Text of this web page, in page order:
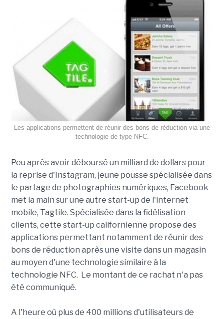
Les applications permettent de réunir des bons de réduction via une
technologie de type NFC.
Peu après avoir déboursé un milliard de dollars pour
la reprise d'Instagram, jeune pousse spécialisée dans
le partage de photographies numériques, Facebook
met la main sur une autre start-up de l'internet
mobile, Tagtile. Spécialisée dans la fidélisation
clients, cette start-up californienne propose des
applications permettant notamment de réunir des
bons de réduction après une visite dans un magasin
au moyen d'une technologie similaire à la
technologie NFC. Le montant de ce rachat n'a pas
été communiqué.
A l'heure où plus de 400 millions d'utilisateurs de